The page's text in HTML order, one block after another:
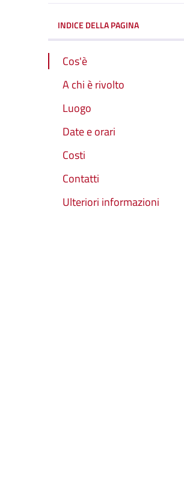
INDICE DELLA PAGINA
Cos'è
A chi è rivolto
Luogo
Date e orari
Costi
Contatti
Ulteriori informazioni